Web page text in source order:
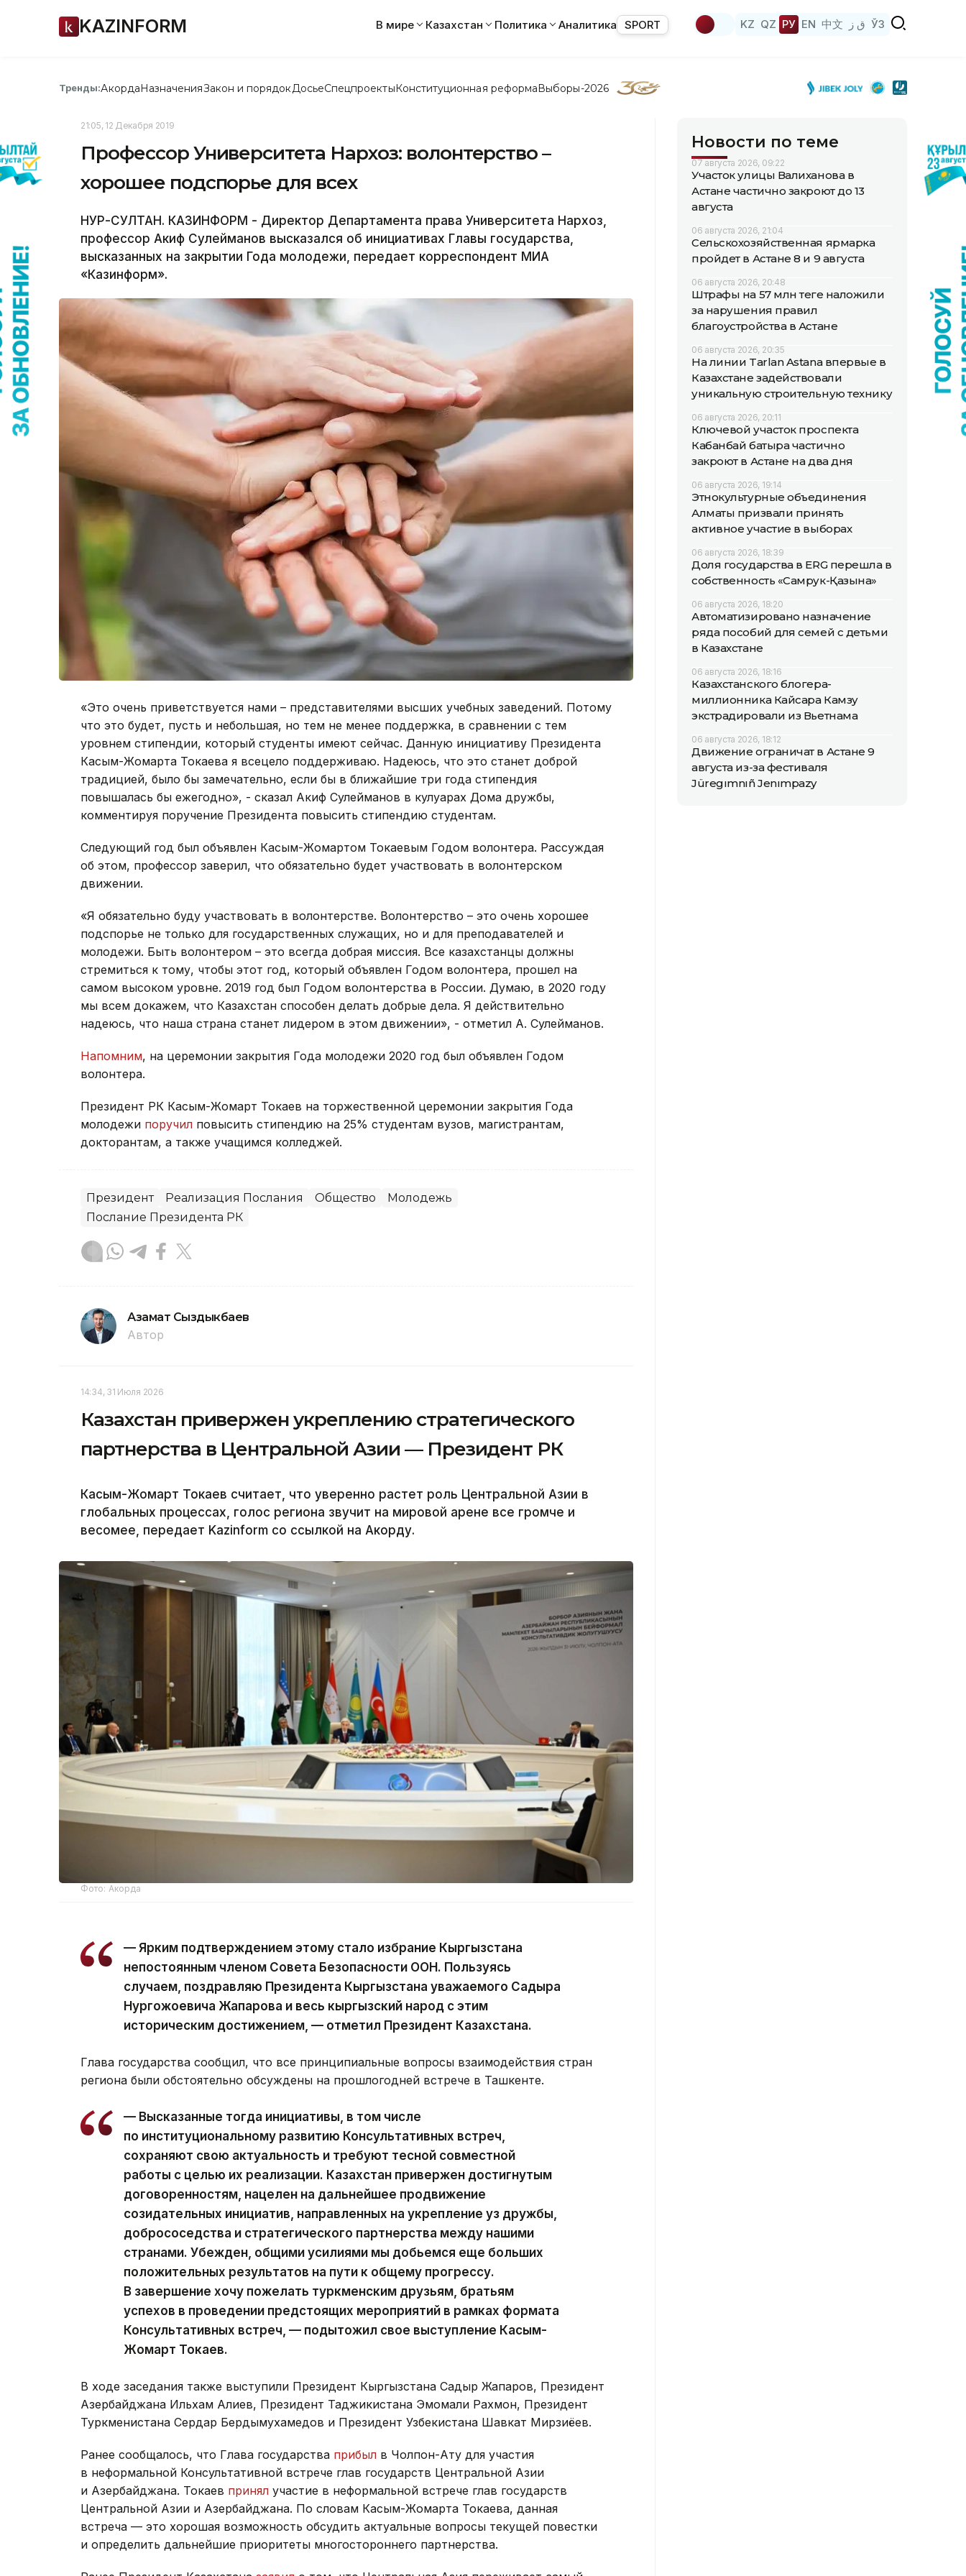
KAZINFORM В мире Казахстан Политика Аналитика SPORT KZ QZ РУ EN 中文 ق ز ЎЗ
Тренды:АкордаНазначенияЗакон и порядок ДосьеСпецпроектыКонституционная реформаВыборы-2026
21:05, 12 Декабря 2019
Профессор Университета Нархоз: волонтерство –
хорошее подспорье для всех
НУР-СУЛТАН. КАЗИНФОРМ - Директор Департамента права Университета Нархоз,
профессор Акиф Сулейманов высказался об инициативах Главы государства,
высказанных на закрытии Года молодежи, передает корреспондент МИА
«Казинформ».
«Это очень приветствуется нами – представителями высших учебных заведений. Потому
что это будет, пусть и небольшая, но тем не менее поддержка, в сравнении с тем
уровнем стипендии, который студенты имеют сейчас. Данную инициативу Президента
Касым-Жомарта Токаева я всецело поддерживаю. Надеюсь, что это станет доброй
традицией, было бы замечательно, если бы в ближайшие три года стипендия
повышалась бы ежегодно», - сказал Акиф Сулейманов в кулуарах Дома дружбы,
комментируя поручение Президента повысить стипендию студентам.
Следующий год был объявлен Касым-Жомартом Токаевым Годом волонтера. Рассуждая
об этом, профессор заверил, что обязательно будет участвовать в волонтерском
движении.
«Я обязательно буду участвовать в волонтерстве. Волонтерство – это очень хорошее
подспорье не только для государственных служащих, но и для преподавателей и
молодежи. Быть волонтером – это всегда добрая миссия. Все казахстанцы должны
стремиться к тому, чтобы этот год, который объявлен Годом волонтера, прошел на
самом высоком уровне. 2019 год был Годом волонтерства в России. Думаю, в 2020 году
мы всем докажем, что Казахстан способен делать добрые дела. Я действительно
надеюсь, что наша страна станет лидером в этом движении», - отметил А. Сулейманов.
Напомним, на церемонии закрытия Года молодежи 2020 год был объявлен Годом
волонтера.
Президент РК Касым-Жомарт Токаев на торжественной церемонии закрытия Года
молодежи поручил повысить стипендию на 25% студентам вузов, магистрантам,
докторантам, а также учащимся колледжей.
Президент Реализация Послания Общество
Молодежь
Послание Президента РК
Азамат Сыздыкбаев
Автор
14:34, 31 Июля 2026
Казахстан привержен укреплению стратегического
партнерства в Центральной Азии — Президент РК
Касым-Жомарт Токаев считает, что уверенно растет роль Центральной Азии в
глобальных процессах, голос региона звучит на мировой арене все громче и
весомее, передает Kazinform со ссылкой на Акорду.
Фото: Акорда
— Ярким подтверждением этому стало избрание Кыргызстана
непостоянным членом Совета Безопасности ООН. Пользуясь
случаем, поздравляю Президента Кыргызстана уважаемого Садыра
Нургожоевича Жапарова и весь кыргызский народ с этим
историческим достижением, — отметил Президент Казахстана.
Глава государства сообщил, что все принципиальные вопросы взаимодействия стран
региона были обстоятельно обсуждены на прошлогодней встрече в Ташкенте.
— Высказанные тогда инициативы, в том числе
по институциональному развитию Консультативных встреч,
сохраняют свою актуальность и требуют тесной совместной
работы с целью их реализации. Казахстан привержен достигнутым
договоренностям, нацелен на дальнейшее продвижение
созидательных инициатив, направленных на укрепление уз дружбы,
добрососедства и стратегического партнерства между нашими
странами. Убежден, общими усилиями мы добьемся еще больших
положительных результатов на пути к общему прогрессу.
В завершение хочу пожелать туркменским друзьям, братьям
успехов в проведении предстоящих мероприятий в рамках формата
Консультативных встреч, — подытожил свое выступление Касым-
Жомарт Токаев.
В ходе заседания также выступили Президент Кыргызстана Садыр Жапаров, Президент
Азербайджана Ильхам Алиев, Президент Таджикистана Эмомали Рахмон, Президент
Туркменистана Сердар Бердымухамедов и Президент Узбекистана Шавкат Мирзиёев.
Ранее сообщалось, что Глава государства прибыл в Чолпон-Ату для участия
в неформальной Консультативной встрече глав государств Центральной Азии
и Азербайджана. Токаев принял участие в неформальной встрече глав государств
Центральной Азии и Азербайджана. По словам Касым-Жомарта Токаева, данная
встреча — это хорошая возможность обсудить актуальные вопросы текущей повестки
и определить дальнейшие приоритеты многостороннего партнерства.
Новости по теме
07 августа 2026, 09:22
Участок улицы Валиханова в
Астане частично закроют до 13
августа
06 августа 2026, 21:04
Сельскохозяйственная ярмарка
пройдет в Астане 8 и 9 августа
06 августа 2026, 20:48
Штрафы на 57 млн теңге наложили
за нарушения правил
благоустройства в Астане
06 августа 2026, 20:35
На линии Tarlan Astana впервые в
Казахстане задействовали
уникальную строительную технику
06 августа 2026, 20:11
Ключевой участок проспекта
Кабанбай батыра частично
закроют в Астане на два дня
06 августа 2026, 19:14
Этнокультурные объединения
Алматы призвали принять
активное участие в выборах
06 августа 2026, 18:39
Доля государства в ERG перешла в
собственность «Самрук-Қазына»
06 августа 2026, 18:20
Автоматизировано назначение
ряда пособий для семей с детьми
в Казахстане
06 августа 2026, 18:16
Казахстанского блогера-
миллионника Кайсара Камзу
экстрадировали из Вьетнама
06 августа 2026, 18:12
Движение ограничат в Астане 9
августа из-за фестиваля
Jüregımnıñ Jenımpazy